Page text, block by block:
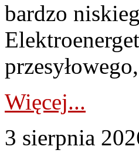
bardzo
Więcej...
3 sierpnia